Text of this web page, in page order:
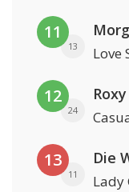
11
13 Love
12
24
13
11
Die
Lady